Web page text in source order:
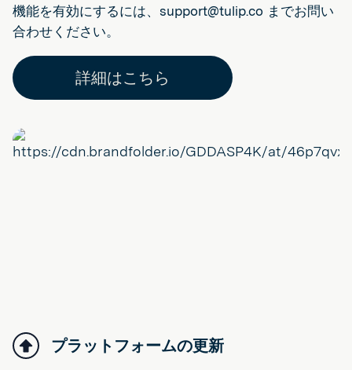
機能を有効にするには、support@tulip.co までお問い
合わせください。
詳細はこちら
プラットフォームの更新